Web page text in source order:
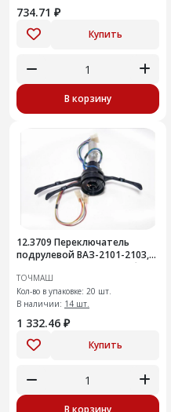
734.71 ₽
Купить
В корзину
12.3709 Переключатель
подрулевой ВАЗ-2101-2103,
2106 3х-рычажный с трубой
(945)
ТОЧМАШ
Кол-во в упаковке: 20 шт.
В наличии: 14 шт.
1 332.46 ₽
Купить
В корзину